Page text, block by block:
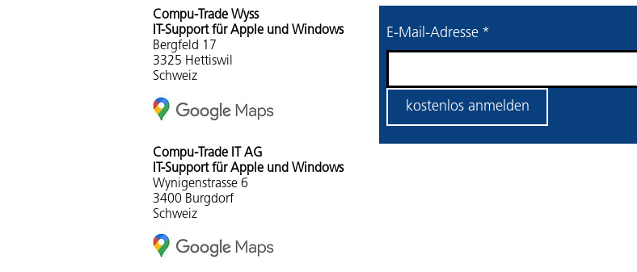
Compu-Trade Wyss
IT-Support für Apple und Windows
Bergfeld 17
3325 Hettiswil
Schweiz
Compu-Trade IT AG
IT-Support für Apple und Windows
Wynigenstrasse 6
3400 Burgdorf
Schweiz
E-Mail-Adresse *
kostenlos anmelden